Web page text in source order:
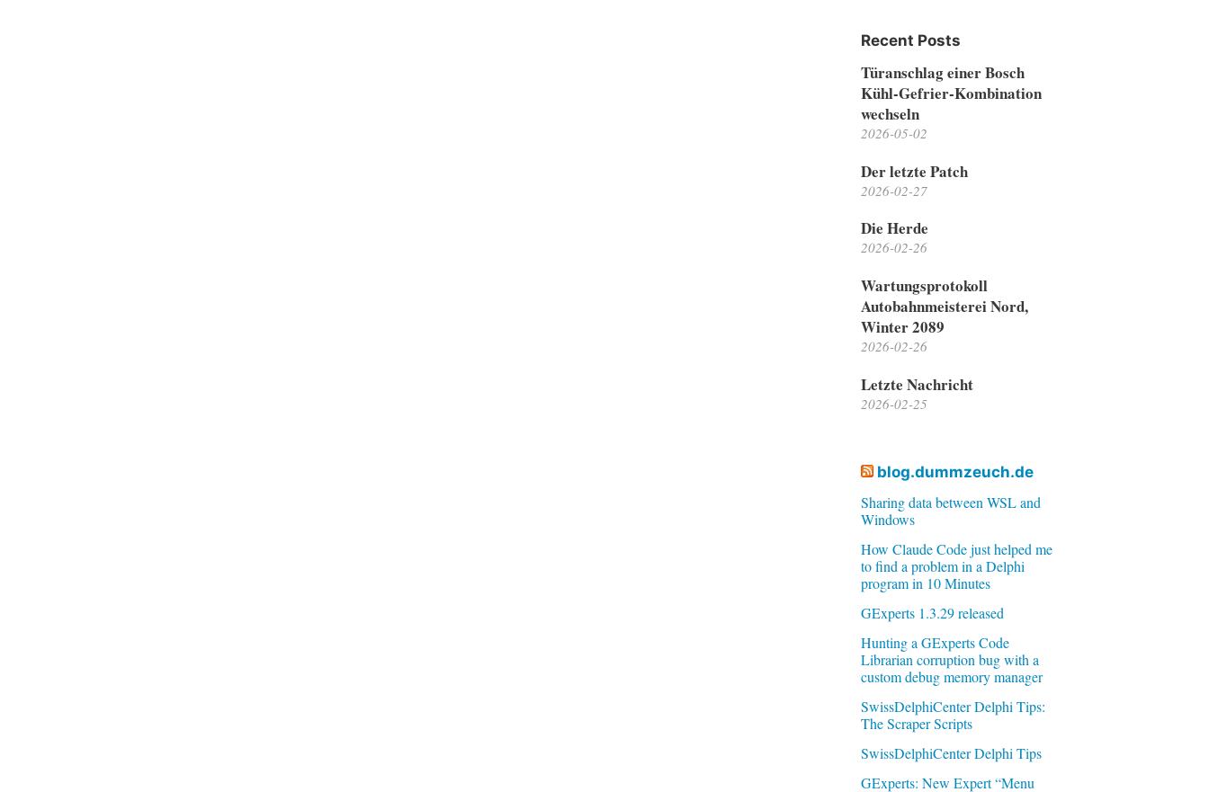
Recent Posts
Türanschlag einer Bosch
Kühl-Gefrier-Kombination
wechseln
2026-05-02
Der letzte Patch
2026-02-27
Die Herde
2026-02-26
Wartungsprotokoll
Autobahnmeisterei Nord,
Winter 2089
2026-02-26
Letzte Nachricht
2026-02-25
blog.dummzeuch.de
Sharing data between WSL and
Windows
How Claude Code just helped me
to find a problem in a Delphi
program in 10 Minutes
GExperts 1.3.29 released
Hunting a GExperts Code
Librarian corruption bug with a
custom debug memory manager
SwissDelphiCenter Delphi Tips:
The Scraper Scripts
SwissDelphiCenter Delphi Tips
GExperts: New Expert “Menu